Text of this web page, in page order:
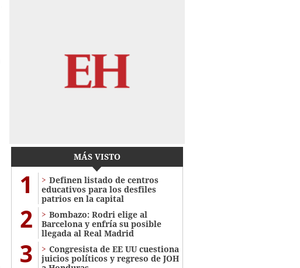
MÁS VISTO
1
Definen listado de centros
educativos para los desfiles
patrios en la capital
2
Bombazo: Rodri elige al
Barcelona y enfría su posible
llegada al Real Madrid
3
Congresista de EE UU cuestiona
juicios políticos y regreso de JOH